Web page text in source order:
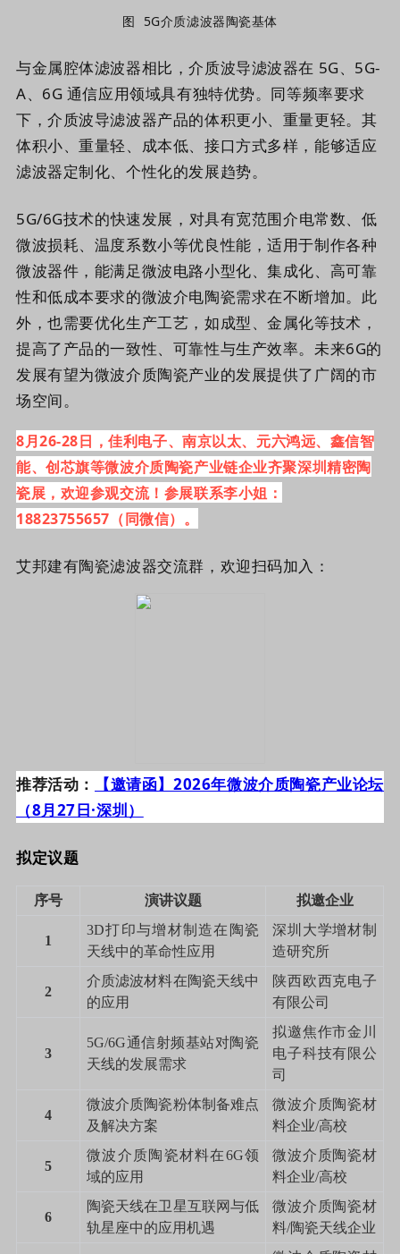
图 5G介质滤波器陶瓷基体
与金属腔体滤波器相比，介质波导滤波器在 5G、5G-
A、6G 通信应用领域具有独特优势。同等频率要求
下，介质波导滤波器产品的体积更小、重量更轻。其
体积小、重量轻、成本低、接口方式多样，能够适应
滤波器定制化、个性化的发展趋势。
5G/6G技术的快速发展，对具有宽范围介电常数、低
微波损耗、温度系数小等优良性能，适用于制作各种
微波器件，能满足微波电路小型化、集成化、高可靠
性和低成本要求的微波介电陶瓷需求在不断增加。此
外，也需要优化生产工艺，如成型、金属化等技术，
提高了产品的一致性、可靠性与生产效率。未来6G的
发展有望为微波介质陶瓷产业的发展提供了广阔的市
场空间。
8月26-28日，佳利电子、南京以太、 元六鸿远、 鑫信智
能、创芯旗等微波介质陶瓷产业链企业齐聚深圳精密陶
瓷展，欢迎参观交流！参展联系李小姐：
18823755657（同微信）。
艾邦建有陶瓷滤波器交流群，欢迎扫码加入：
推荐活动：
【邀请函】2026年微波介质陶瓷产业论坛
（8月27日·深圳）
拟定议题
序号 演讲议题 拟邀企业
1
3D打印与增材制造在陶瓷
天线中的革命性应用
深圳大学增材制
造研究所
2
介质滤波材料在陶瓷天线中
的应用
陕西欧西克电子
有限公司
3
5G/6G通信射频基站对陶瓷
天线的发展需求
拟邀焦作市金川
电子科技有限公
司
4
微波介质陶瓷粉体制备难点
及解决方案
微波介质陶瓷材
料企业/高校
5
微波介质陶瓷材料在6G领
域的应用
微波介质陶瓷材
料企业/高校
6
陶瓷天线在卫星互联网与低
轨星座中的应用机遇
微波介质陶瓷材
料/陶瓷天线企业